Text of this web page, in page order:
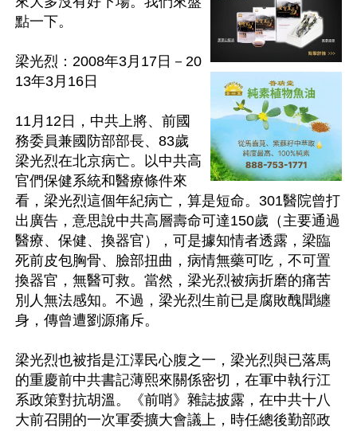
點一下。
梁光烈：2008年3月17日－20
13年3月16日
11月12日，中共上將、前國
務委員兼國防部部長、83歲
梁光烈在北京病亡。以中共高
官們保健系統和醫療條件來
看，梁光烈這個年紀病亡，算是短命。301醫院曾打
出廣告，意思說中共高層壽命可達150歲（主要通過
醫療、保健、換器官），可是據知情者透露，梁臨
死前皮包胸骨、臉部扭曲，病情無藥可吃，不可置
換器官，無醫可救。當然，梁光烈被病折磨的痛苦
別人無法感知。不過，梁光烈生前已是腐敗醜聞纏
身，傳曾遭劉源痛斥。
梁光烈也被指是江澤民心腹之一，梁光烈與已落馬
的重慶前中共書記薄熙來關係密切，在軍中執行江
系政策對抗胡溫。《前哨》雜誌披露，在中共十八
大前召開的一次軍委擴大會議上，時任總後勤部政